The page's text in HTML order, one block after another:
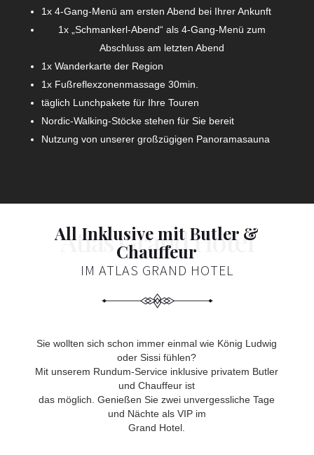
1x 4-Gang-Menü am ersten Abend bei Ihrer Ankunft
1x „Schmankerl-Abend“ als 4-Gang-Menü zum
Abschluss am letzten Abend
1x Wanderkarte der Region
1x Fußreflexzonenmassage 30min.
täglich Lunchpakete für Ihre Touren
Nordic-Walking-Stöcke stehen für Sie bereit
Nutzung von unserer großzügigen Panoramasauna
All Inklusive mit Butler &
Chauffeur
IM ATLAS GRAND HOTEL
Sie wollten sich schon immer einmal wie König Ludwig
oder Sissi fühlen?
Mit unserem Rundum-Service inklusive privatem Butler
und Chauffeur ist
das möglich. Genießen Sie zwei unvergessliche Tage
und Nächte als VIP im
Grand Hotel.